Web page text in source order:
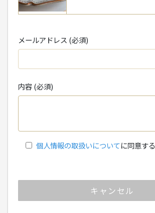
メールアドレス (必須)
内容 (必須)
個人情報の取扱いについてに同意する
キャンセル